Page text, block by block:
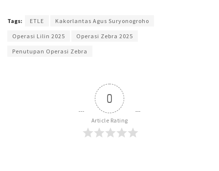
Tags: ETLE Kakorlantas Agus Suryonogroho
Operasi Lilin 2025 Operasi Zebra 2025
Penutupan Operasi Zebra
0
Article Rating